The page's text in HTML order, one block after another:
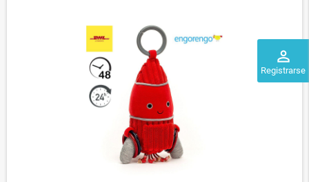
perm_identity
Registrarse